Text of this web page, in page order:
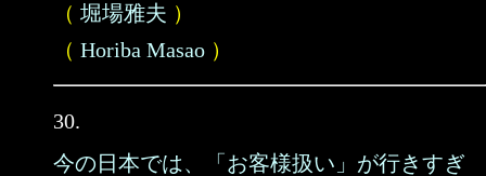
（ 堀場雅夫 ）
（ Horiba Masao ）
30.
今の日本では、「お客様扱い」が行きすぎ